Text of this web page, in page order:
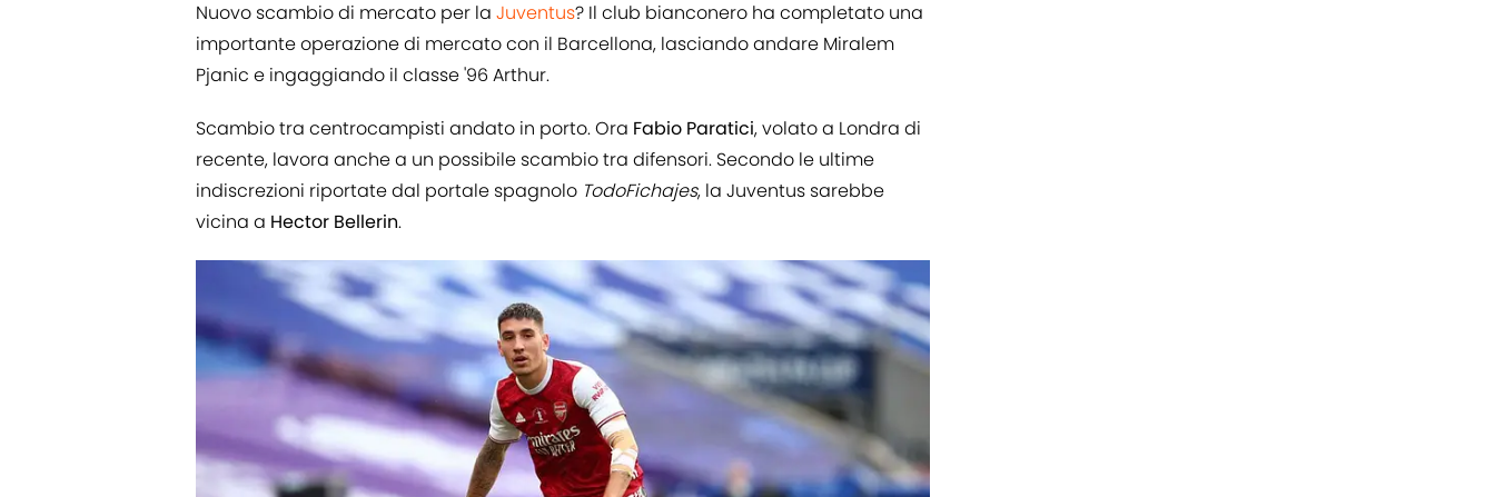
Nuovo scambio di mercato per la Juventus? Il club bianconero ha completato una
importante operazione di mercato con il Barcellona, lasciando andare Miralem
Pjanic e ingaggiando il classe '96 Arthur.
Scambio tra centrocampisti andato in porto. Ora Fabio Paratici, volato a Londra di
recente, lavora anche a un possibile scambio tra difensori. Secondo le ultime
indiscrezioni riportate dal portale spagnolo TodoFichajes, la Juventus sarebbe
vicina a Hector Bellerin.